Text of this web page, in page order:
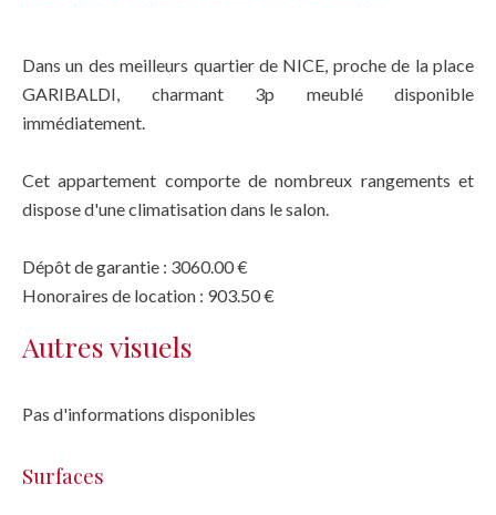
Dans un des meilleurs quartier de NICE, proche de la place
GARIBALDI, charmant 3p meublé disponible
immédiatement.
Cet appartement comporte de nombreux rangements et
dispose d'une climatisation dans le salon.
Dépôt de garantie : 3060.00 €
Honoraires de location : 903.50 €
Autres visuels
Pas d'informations disponibles
Surfaces